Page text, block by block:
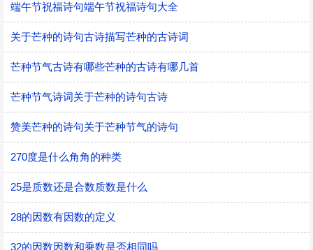
端午节祝福诗句端午节祝福诗句大全
关于芒种的诗句古诗描写芒种的古诗词
芒种节气古诗有哪些芒种的古诗有哪几首
芒种节气诗词关于芒种的诗句古诗
赞美芒种的诗句关于芒种节气的诗句
270度是什么角角的种类
25是质数还是合数质数是什么
28的因数有因数的定义
32的因数因数和乘数是否相同吗